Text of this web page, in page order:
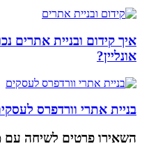
איך קידום ובניית
אונליין?
בניית אתרי וורדפרס
השאירו פרטים לשיחה עם